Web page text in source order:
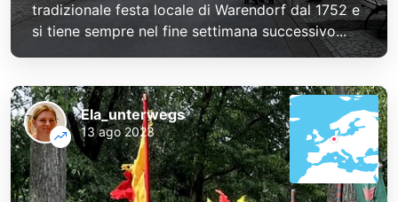
tradizionale festa locale di Warendorf dal 1752 e
si tiene sempre nel fine settimana successivo...
Ela_unterwegs
13 ago 2023